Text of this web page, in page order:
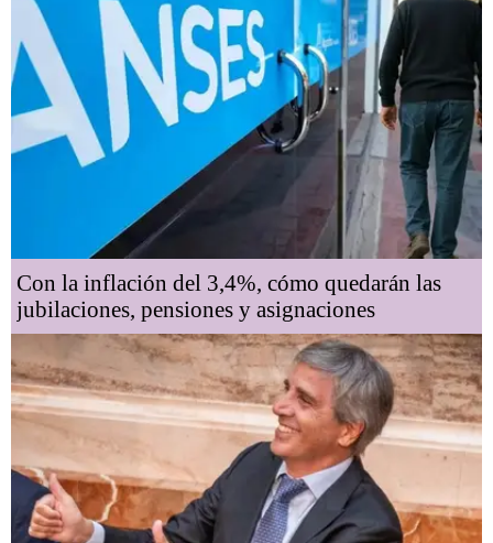
Con la inflación del 3,4%, cómo quedarán las
jubilaciones, pensiones y asignaciones